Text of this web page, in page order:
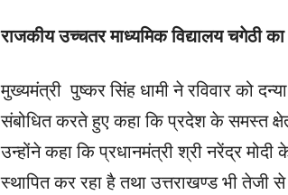
राजकीय उच्चतर माध्यमिक विद्यालय चगेठी
मुख्यमंत्री पुष्कर सिंह धामी ने रविवार को
संबोधित करते हुए कहा कि प्रदेश के समस्त
उन्होंने कहा कि प्रधानमंत्री श्री नरेंद्र
स्थापित कर रहा है तथा उत्तराखण्ड भी